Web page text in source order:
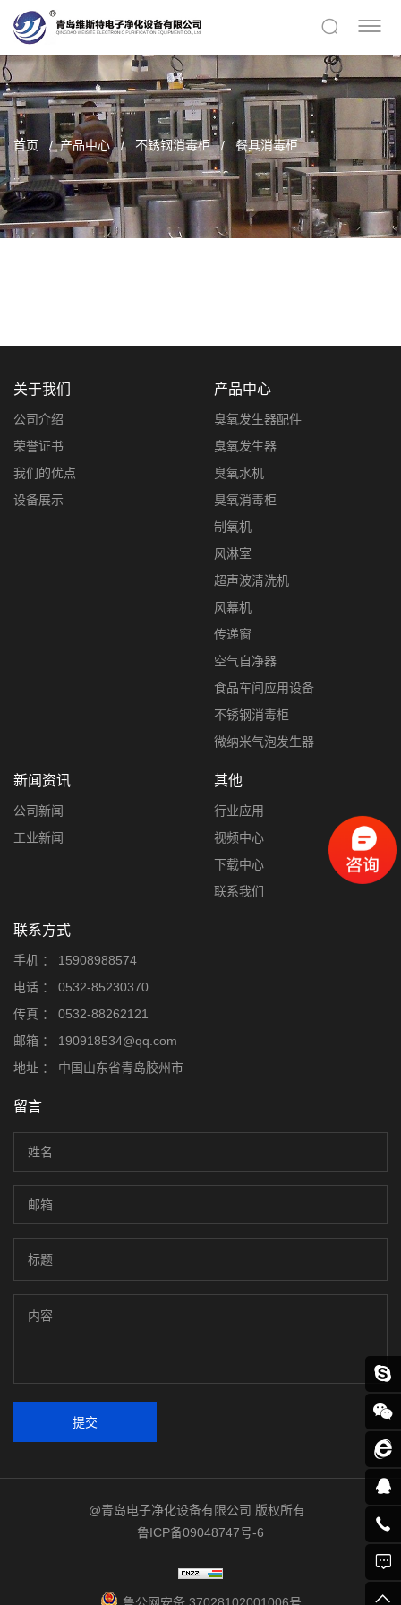
首页 产品中心 不锈钢消毒柜 餐具消毒柜
关于我们
公司介绍
荣誉证书
我们的优点
设备展示
产品中心
臭氧发生器配件
臭氧发生器
臭氧水机
臭氧消毒柜
制氧机
风淋室
超声波清洗机
风幕机
传递窗
空气自净器
食品车间应用设备
不锈钢消毒柜
微纳米气泡发生器
新闻资讯
公司新闻
工业新闻
其他
行业应用
视频中心
下载中心
联系我们
联系方式
手机 ：
15908988574
电话 ：
0532-85230370
传真 ：
0532-88262121
邮箱 ：
190918534@qq.com
地址 ：
中国山东省青岛胶州市
留言
提交
@青岛电子净化设备有限公司 版权所有
鲁ICP备09048747号-6